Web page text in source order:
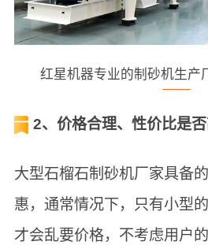
红星机器专业的制砂机生产
2、价格合理、性价比是
大型石榴石制砂机厂家具备
惠，通常情况下，只有小型
才会乱要价格，不考虑用户